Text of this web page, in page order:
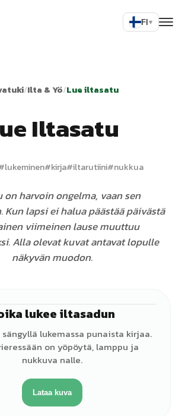
FI▾
/Ilta & Yö/Lue iltasatu
Iltasatu
lukeminen#kirja#iltarutiini#nukkua
on harvoin ongelma, vaan sen
Kun lapsi ei halua päästää päivästä
viimeinen lause muuttuu
Alla olevat kuvat antavat lopulle
näkyvän muodon.
lukee iltasadun
lukemassa punaista kirjaa.
on yöpöytä, lamppu ja
nukkuva nalle.
Lataa kuva